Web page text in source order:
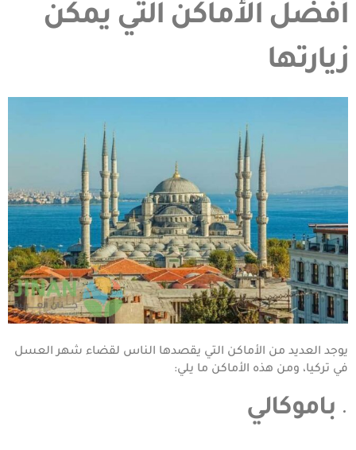
أفضل الأماكن التي يمكن
زيارتها
يوجد العديد من الأماكن التي يقصدها الناس لقضاء شهر العسل
في تركيا، ومن هذه الأماكن ما يلي:
باموكالي